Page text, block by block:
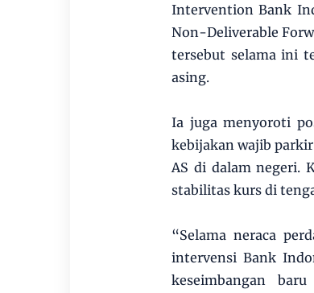
Intervention Bank
Non-Deliverable
tersebut selama ini
asing.
Ia juga menyoroti
kebijakan wajib
AS di dalam negeri.
stabilitas kurs di
“Selama neraca
intervensi Bank
keseimbangan